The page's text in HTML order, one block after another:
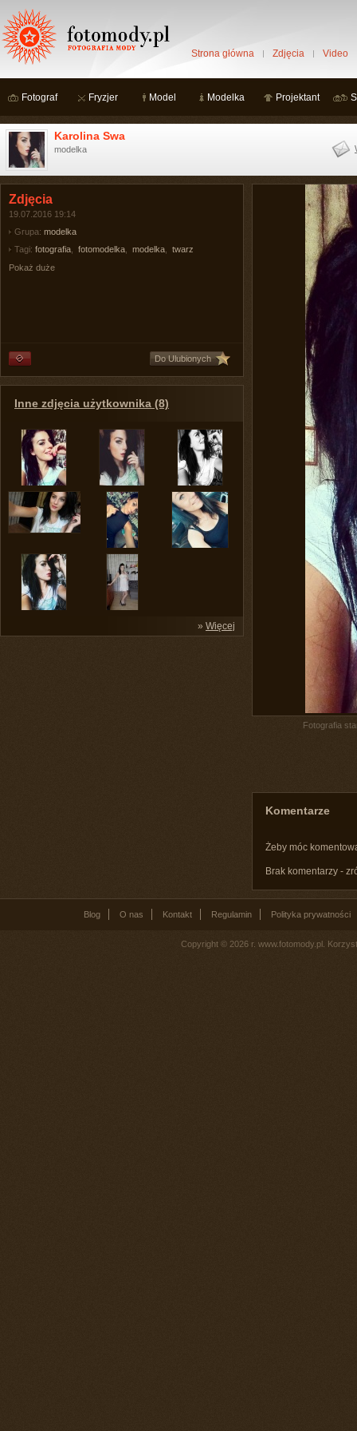
Strona główna Zdjęcia Video
Fotograf Fryzjer Model Modelka Projektant
Karolina Swa
modelka
Zdjęcia
19.07.2016 19:14
Grupa: modelka
Tagi: fotografia fotomodelka modelka
twarz
Pokaż duże
Do Ulubionych
Inne zdjęcia użytkownika (8)
» Więcej
Fotografia
Komentarze
Żeby móc
Brak komentarzy -
Blog O nas Kontakt Regulamin Polityka prywatności
Copyright © 2026 r. www.fotomody.pl.